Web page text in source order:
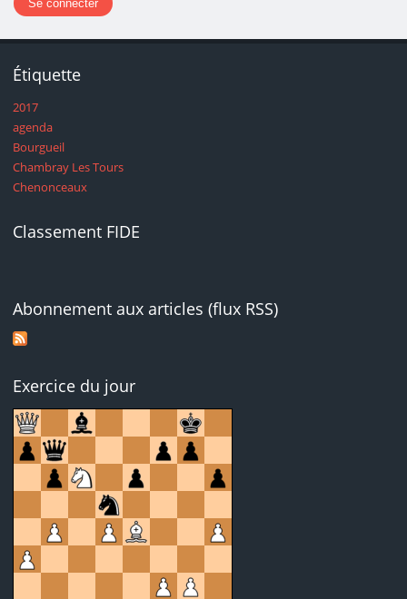
Étiquette
2017
agenda
Bourgueil
Chambray Les Tours
Chenonceaux
Classement FIDE
Abonnement aux articles (flux RSS)
Exercice du jour